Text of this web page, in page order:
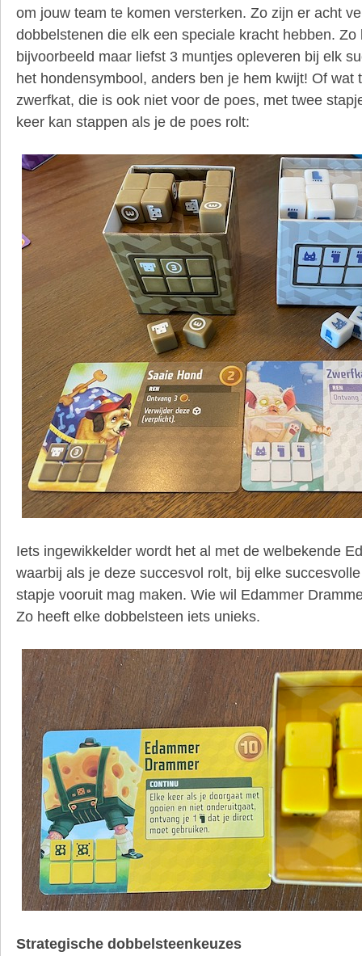
om jouw team te komen versterken. Zo zijn er acht
dobbelstenen die elk een speciale kracht hebben.
bijvoorbeeld maar liefst 3 muntjes opleveren bij elk
het hondensymbool, anders ben je hem kwijt! Of wat
zwerfkat, die is ook niet voor de poes, met twee
keer kan stappen als je de poes rolt:
Iets ingewikkelder wordt het al met de welbekende
waarbij als je deze succesvol rolt, bij elke
stapje vooruit mag maken. Wie wil Edammer
Zo heeft elke dobbelsteen iets unieks.
Strategische dobbelsteenkeuzes